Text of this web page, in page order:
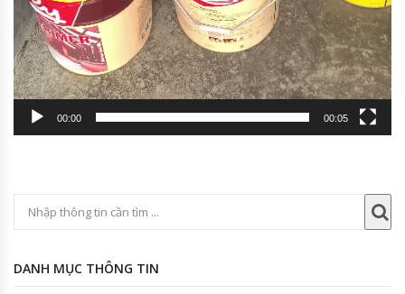
00:00 00:05
DANH MỤC THÔNG TIN